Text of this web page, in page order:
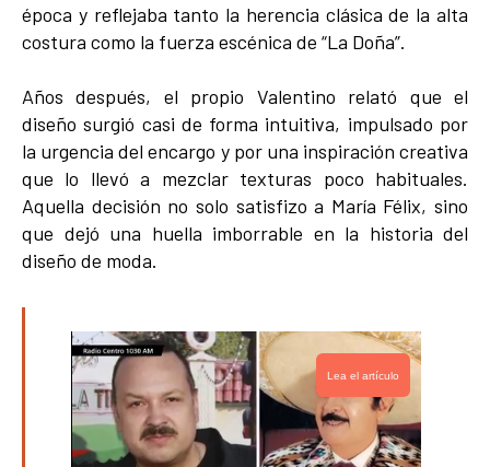
época y reflejaba tanto la herencia clásica de la alta
costura como la fuerza escénica de “La Doña”.
Años después, el propio Valentino relató que el
diseño surgió casi de forma intuitiva, impulsado por
la urgencia del encargo y por una inspiración creativa
que lo llevó a mezclar texturas poco habituales.
Aquella decisión no solo satisfizo a María Félix, sino
que dejó una huella imborrable en la historia del
diseño de moda.
Lea el artículo